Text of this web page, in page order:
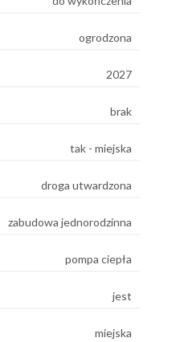
ogrodzona
2027
brak
tak - miejska
droga utwardzona
zabudowa jednorodzinna
pompa ciepła
jest
miejska